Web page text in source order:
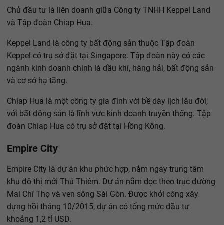
Chủ đầu tư là liên doanh giữa Công ty TNHH Keppel Land
và Tập đoàn Chiap Hua.
Keppel Land là công ty bất động sản thuộc Tập đoàn
Keppel có trụ sở đặt tại Singapore. Tập đoàn này có các
ngành kinh doanh chính là dầu khí, hàng hải, bất động sản
và cơ sở hạ tầng.
Chiap Hua là một công ty gia đình với bề dày lịch lâu đời,
với bất động sản là lĩnh vực kinh doanh truyền thống. Tập
đoàn Chiap Hua có trụ sở đặt tại Hồng Kông.
Empire City
Empire City là dự án khu phức hợp, nằm ngay trung tâm
khu đô thị mới Thủ Thiêm. Dự án nằm dọc theo trục đường
Mai Chí Thọ và ven sông Sài Gòn. Được khởi công xây
dựng hồi tháng 10/2015, dự án có tổng mức đầu tư
khoảng 1,2 tỉ USD.